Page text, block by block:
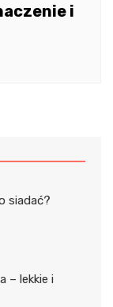
i
siadać?
– lekkie i